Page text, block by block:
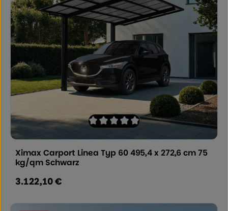
Durchschnittliche Bewertung von 0
Ximax Carport Linea Typ 60 495,4 x 272,6 cm 75
kg/qm Schwarz
Regulärer Preis:
3.122,10 €